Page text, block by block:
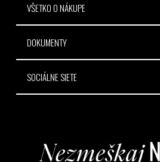
VŠETKO O NÁKUPE
DOKUMENTY
SOCIÁLNE SIETE